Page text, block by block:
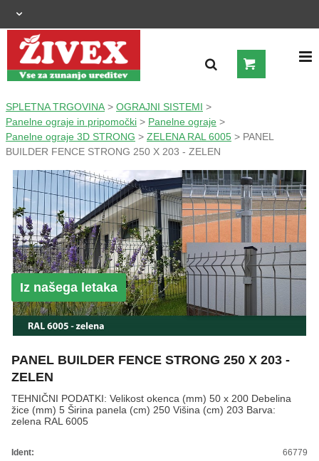
OGRAJNI SISTEMI
ZUNANJA UREDITEV
KMETIJSTVO
OGREVANJE IN HLAJENJE
GRADNJA
ŠIROKA POTROŠNJA
ŽIVKO POMETA - OUTLET
SPLETNA TRGOVINA > OGRAJNI SISTEMI >
Panelne ograje in pripomočki > Panelne ograje >
Panelne ograje 3D STRONG > ZELENA RAL 6005 > PANEL
BUILDER FENCE STRONG 250 X 203 - ZELEN
Iz našega letaka
PANEL BUILDER FENCE STRONG 250 X 203 -
ZELEN
TEHNIČNI PODATKI: Velikost okenca (mm) 50 x 200 Debelina
žice (mm) 5 Širina panela (cm) 250 Višina (cm) 203 Barva:
zelena RAL 6005
Ident:
66779